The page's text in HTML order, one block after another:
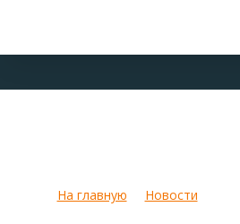
КОНТАКТЫНа главную Новости